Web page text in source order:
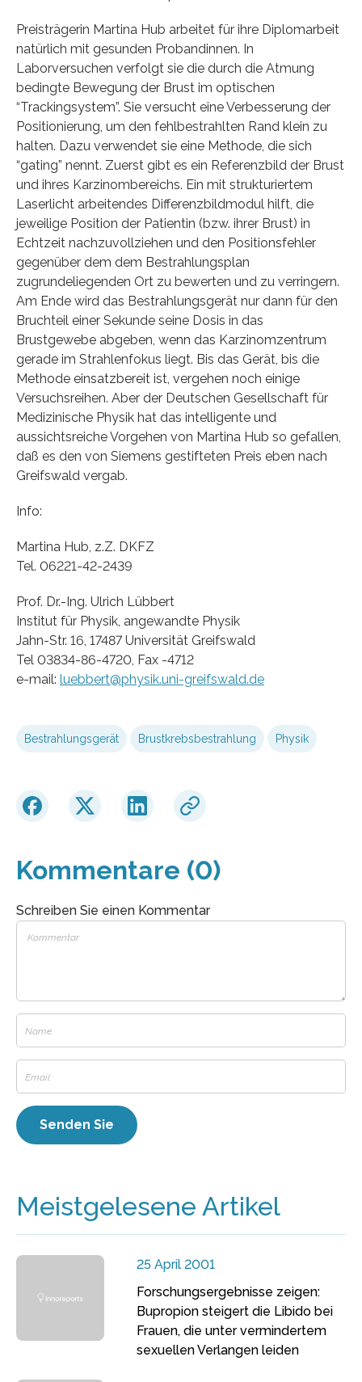
Preisträgerin Martina Hub arbeitet für ihre Diplomarbeit
natürlich mit gesunden Probandinnen. In
Laborversuchen verfolgt sie die durch die Atmung
bedingte Bewegung der Brust im optischen
“Trackingsystem”. Sie versucht eine Verbesserung der
Positionierung, um den fehlbestrahlten Rand klein zu
halten. Dazu verwendet sie eine Methode, die sich
“gating” nennt. Zuerst gibt es ein Referenzbild der Brust
und ihres Karzinombereichs. Ein mit strukturiertem
Laserlicht arbeitendes Differenzbildmodul hilft, die
jeweilige Position der Patientin (bzw. ihrer Brust) in
Echtzeit nachzuvollziehen und den Positionsfehler
gegenüber dem dem Bestrahlungsplan
zugrundeliegenden Ort zu bewerten und zu verringern.
Am Ende wird das Bestrahlungsgerät nur dann für den
Bruchteil einer Sekunde seine Dosis in das
Brustgewebe abgeben, wenn das Karzinomzentrum
gerade im Strahlenfokus liegt. Bis das Gerät, bis die
Methode einsatzbereit ist, vergehen noch einige
Versuchsreihen. Aber der Deutschen Gesellschaft für
Medizinische Physik hat das intelligente und
aussichtsreiche Vorgehen von Martina Hub so gefallen,
daß es den von Siemens gestifteten Preis eben nach
Greifswald vergab.
Info:
Martina Hub, z.Z. DKFZ
Tel. 06221-42-2439
Prof. Dr.-Ing. Ulrich Lübbert
Institut für Physik, angewandte Physik
Jahn-Str. 16, 17487 Universität Greifswald
Tel 03834-86-4720, Fax -4712
e-mail: luebbert@physik.uni-greifswald.de
Bestrahlungsgerät Brustkrebsbestrahlung Physik
Kommentare (0)
Schreiben Sie einen Kommentar
Meistgelesene Artikel
25 April 2001
Forschungsergebnisse zeigen:
Bupropion steigert die Libido bei
Frauen, die unter vermindertem
sexuellen Verlangen leiden